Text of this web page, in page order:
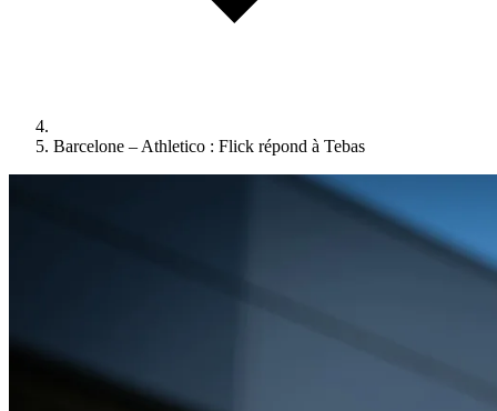
Barcelone – Athletico : Flick répond à Tebas